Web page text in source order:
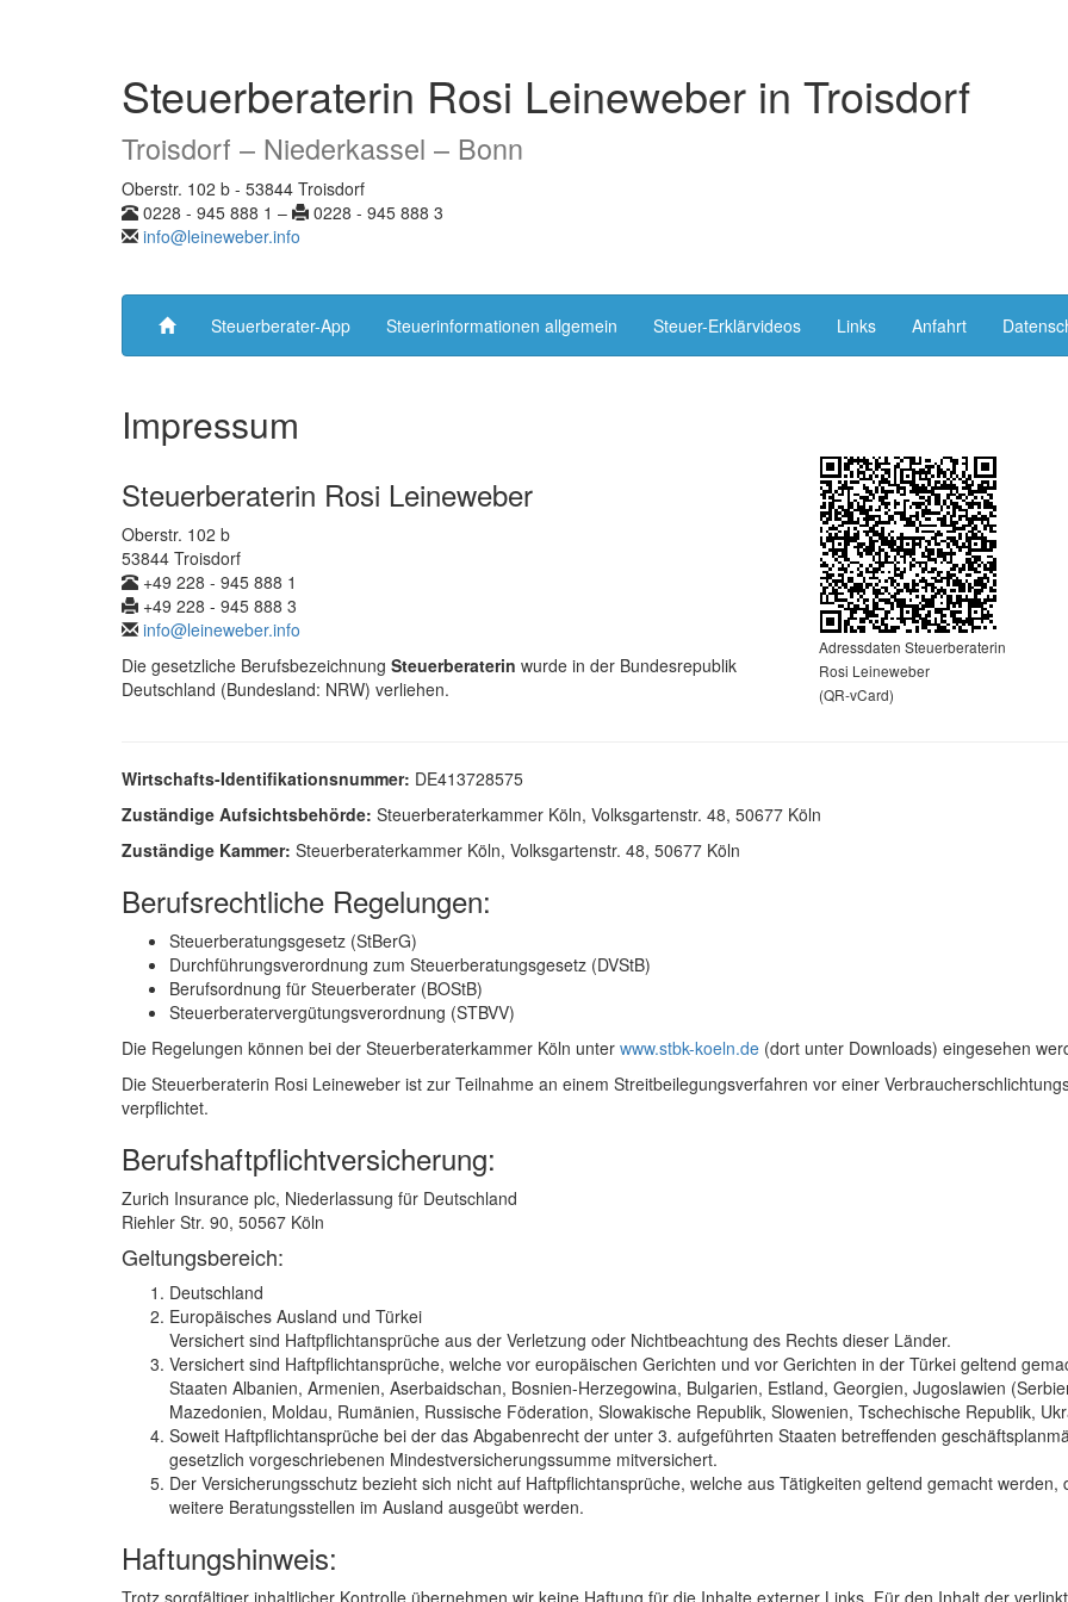
Steuerberaterin Rosi Leineweber in Troisdorf
Troisdorf – Niederkassel – Bonn
Oberstr. 102 b - 53844 Troisdorf
0228 - 945 888 1 –
0228 - 945 888 3
info@leineweber.info
Steuerberater-App Steuerinformationen allgemein Steuer-Erklärvideos Links Anfahrt
Impressum
Steuerberaterin Rosi Leineweber
Oberstr. 102 b
53844 Troisdorf
+49 228 - 945 888 1
+49 228 - 945 888 3
info@leineweber.info
Die gesetzliche Berufsbezeichnung Steuerberaterin wurde in der Bundesrepublik
Deutschland (Bundesland: NRW) verliehen.
Adressdaten Steuerberaterin
Rosi Leineweber
(QR-vCard)
Wirtschafts-Identifikationsnummer: DE413728575
Zuständige Aufsichtsbehörde: Steuerberaterkammer Köln, Volksgartenstr. 48, 50677 Köln
Zuständige Kammer: Steuerberaterkammer Köln, Volksgartenstr. 48, 50677 Köln
Berufsrechtliche Regelungen:
Steuerberatungsgesetz (StBerG)
Durchführungsverordnung zum Steuerberatungsgesetz (DVStB)
Berufsordnung für Steuerberater (BOStB)
Steuerberatervergütungsverordnung (STBVV)
Die Regelungen können bei der Steuerberaterkammer Köln unter www.stbk-koeln.de (dort unter Downloads) eingesehen
Die Steuerberaterin Rosi Leineweber ist zur Teilnahme an einem Streitbeilegungsverfahren vor einer
verpflichtet.
Berufshaftpflichtversicherung:
Zurich Insurance plc, Niederlassung für Deutschland
Riehler Str. 90, 50567 Köln
Geltungsbereich:
Deutschland
Europäisches Ausland und Türkei
Versichert sind Haftpflichtansprüche aus der Verletzung oder Nichtbeachtung des Rechts dieser Länder.
Versichert sind Haftpflichtansprüche, welche vor europäischen Gerichten und vor Gerichten in der Türkei geltend
Staaten Albanien, Armenien, Aserbaidschan, Bosnien-Herzegowina, Bulgarien, Estland, Georgien, Jugoslawien
Mazedonien, Moldau, Rumänien, Russische Föderation, Slowakische Republik, Slowenien, Tschechische Republik,
Soweit Haftpflichtansprüche bei der das Abgabenrecht der unter 3. aufgeführten Staaten betreffenden
gesetzlich vorgeschriebenen Mindestversicherungssumme mitversichert.
Der Versicherungsschutz bezieht sich nicht auf Haftpflichtansprüche, welche aus Tätigkeiten geltend gemacht
weitere Beratungsstellen im Ausland ausgeübt werden.
Haftungshinweis:
Trotz sorgfältiger inhaltlicher Kontrolle übernehmen wir keine Haftung für die Inhalte externer Links. Für den Inhalt der